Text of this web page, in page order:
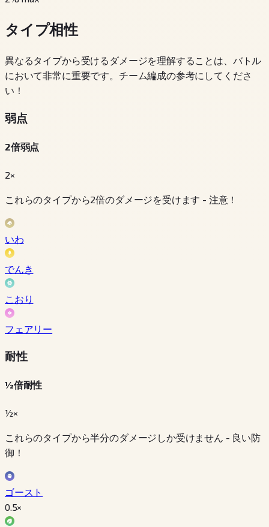
タイプ相性
異なるタイプから受けるダメージを理解することは、バトル
において非常に重要です。チーム編成の参考にしてくださ
い！
弱点
2倍弱点
2×
これらのタイプから2倍のダメージを受けます - 注意！
いわ
でんき
こおり
フェアリー
耐性
½倍耐性
½×
これらのタイプから半分のダメージしか受けません - 良い防
御！
ゴースト
0.5×